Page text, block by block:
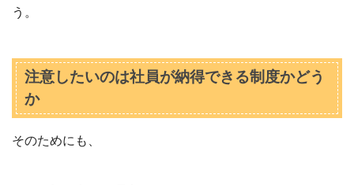
う。
注意したいのは社員が納得できる制度かどう
か
そのためにも、